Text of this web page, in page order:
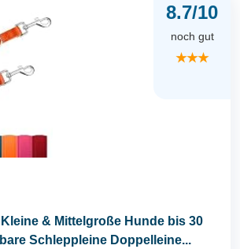
8.7/10
noch gut
★★★
& Mittelgroße Hunde bis 30
Schleppleine Doppelleine...